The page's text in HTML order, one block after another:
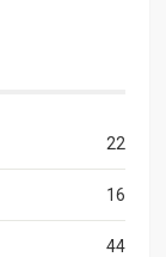
22
16
44